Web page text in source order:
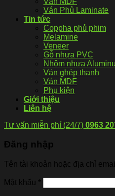
Ván Phủ Laminate
Tin tức
Coppha phủ phim
Melamine
Veneer
Gỗ nhựa PVC
Nhôm nhựa
Ván ghép thanh
Ván MDF
Phụ kiện
Giới thiệu
Liên hệ
Tư vấn miễn phí (24/7) 0963
Đăng nhập
Tên tài khoản hoặc địa chỉ email
Mật khẩu *